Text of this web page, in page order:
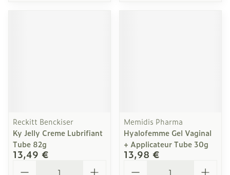
Reckitt Benckiser
Ky Jelly Creme Lubrifiant
Tube 82g
13,49 €
Memidis Pharma
Hyalofemme Gel Vaginal
+ Applicateur Tube 30g
13,98 €